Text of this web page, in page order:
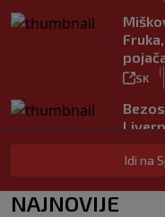
SK
|
Idi na
NAJNOVIJE